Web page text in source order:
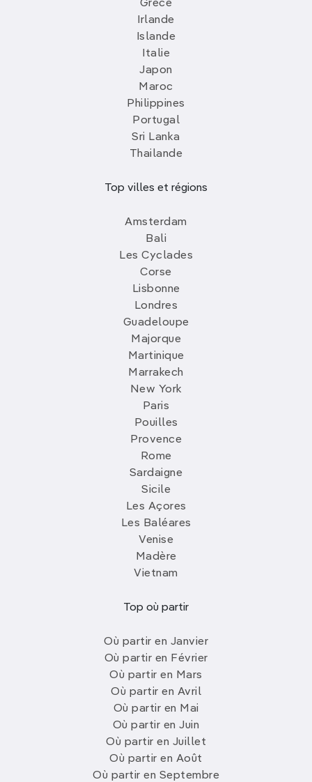
Grèce
Irlande
Islande
Italie
Japon
Maroc
Philippines
Portugal
Sri Lanka
Thailande
Top villes et régions
Amsterdam
Bali
Les Cyclades
Corse
Lisbonne
Londres
Guadeloupe
Majorque
Martinique
Marrakech
New York
Paris
Pouilles
Provence
Rome
Sardaigne
Sicile
Les Açores
Les Baléares
Venise
Madère
Vietnam
Top où partir
Où partir en Janvier
Où partir en Février
Où partir en Mars
Où partir en Avril
Où partir en Mai
Où partir en Juin
Où partir en Juillet
Où partir en Août
Où partir en Septembre